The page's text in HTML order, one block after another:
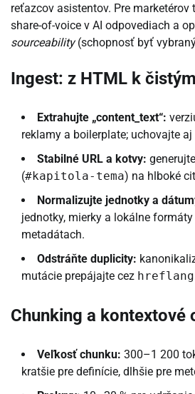
reťazcov asistentov. Pre
share-of-voice v AI odpovediach a
sourceability(schopnosť byť
Ingest: z HTML k
Extrahujte „content_text“:
reklamy a boilerplate; uchovajte
Stabilné URL a kotvy:
(#kapitola-tema) na hlboké
Normalizujte jednotky a
jednotky, mierky a lokálne
metadátach.
Odstráňte duplicity:
mutácie prepájajte cez hreflang
Chunking a kontextové
Veľkosť chunku: 300–1 200
kratšie pre definície, dlhšie pre